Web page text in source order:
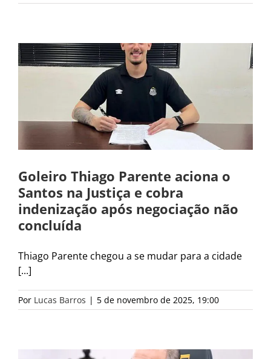
Goleiro Thiago Parente aciona o
Santos na Justiça e cobra
indenização após negociação não
concluída
Thiago Parente chegou a se mudar para a cidade
[...]
Por Lucas Barros | 5 de novembro de 2025, 19:00